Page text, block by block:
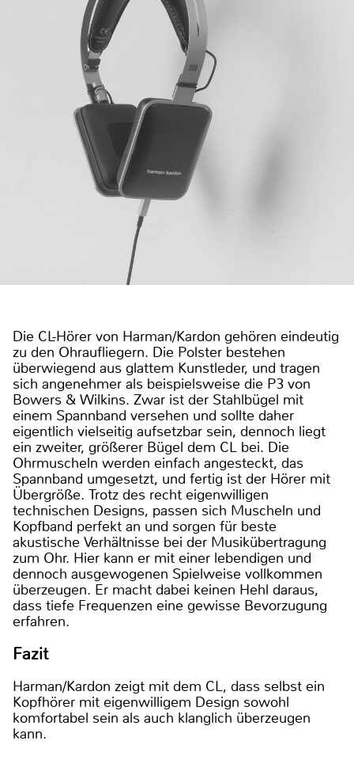
Die CL-Hörer von Harman/Kardon gehören eindeutig
zu den Ohraufliegern. Die Polster bestehen
überwiegend aus glattem Kunstleder, und tragen
sich angenehmer als beispielsweise die P3 von
Bowers & Wilkins. Zwar ist der Stahlbügel mit
einem Spannband versehen und sollte daher
eigentlich vielseitig aufsetzbar sein, dennoch liegt
ein zweiter, größerer Bügel dem CL bei. Die
Ohrmuscheln werden einfach angesteckt, das
Spannband umgesetzt, und fertig ist der Hörer mit
Übergröße. Trotz des recht eigenwilligen
technischen Designs, passen sich Muscheln und
Kopfband perfekt an und sorgen für beste
akustische Verhältnisse bei der Musikübertragung
zum Ohr. Hier kann er mit einer lebendigen und
dennoch ausgewogenen Spielweise vollkommen
überzeugen. Er macht dabei keinen Hehl daraus,
dass tiefe Frequenzen eine gewisse Bevorzugung
erfahren.
Fazit
Harman/Kardon zeigt mit dem CL, dass selbst ein
Kopfhörer mit eigenwilligem Design sowohl
komfortabel sein als auch klanglich überzeugen
kann.